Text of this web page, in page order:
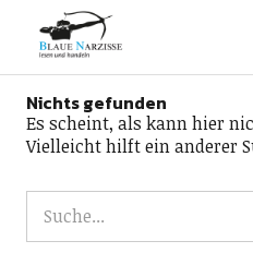
Blaue Narzisse
Nichts gefunden
Es scheint, als kann hier
Vielleicht hilft ein anderer